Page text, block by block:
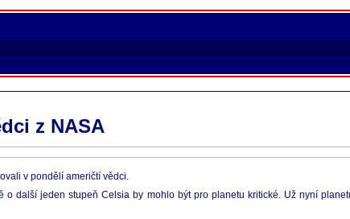
z NASA
v pondělí američtí vědci.
další jeden stupeň Celsia by mohlo být pro planetu kritické. Už nyní